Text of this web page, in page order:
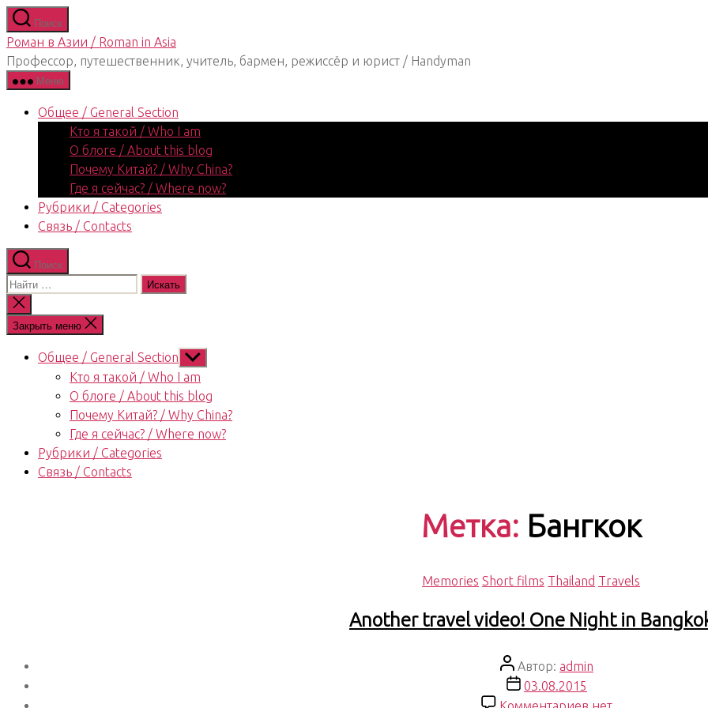
Перейти
к
содержимому
Поиск
Роман в Азии / Roman in Asia
Профессор, путешественник, учитель, бармен, режиссёр и юрист / Handyman
Меню
Общее / General Section
Кто я такой / Who I am
О блоге / About this blog
Почему Китай? / Why China?
Где я сейчас? / Where now?
Рубрики / Categories
Связь / Contacts
Поиск
Поиск:
Закрыть
поиск
Закрыть меню
Общее / General Section Показывать
подменю
Кто я такой / Who I am
О блоге / About this blog
Почему Китай? / Why China?
Где я сейчас? / Where now?
Рубрики / Categories
Связь / Contacts
Метка: Бангкок
Рубрики
Memories Short films Thailand Travels
Another travel video! One Night in
Автор
записи
Автор: admin
Дата
записи
03.08.2015
к